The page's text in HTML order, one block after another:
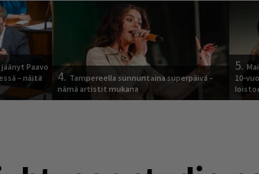
Paavo
– näitä
4. Tampereella sunnuntaina superpäivä –
nämä artistit mukana
5.
10-